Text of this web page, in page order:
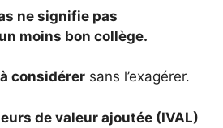
ne signifie pas
moins bon collège.
considérer sans l’exagérer.
de valeur ajoutée (IVAL)